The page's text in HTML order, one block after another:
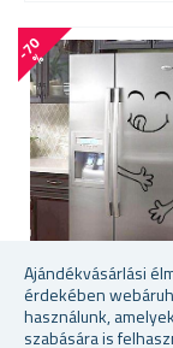
Ajándékvásárlási
érdekében
használunk,
szabására is
-
7
0
%
VICCES
MATRICA